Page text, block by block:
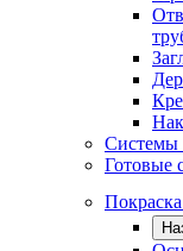
Системы
Готовые